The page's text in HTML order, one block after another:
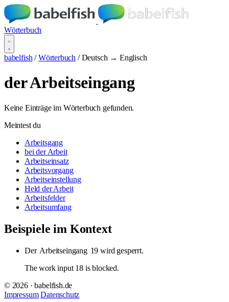
Wörterbuch
babelfish / Wörterbuch / Deutsch → Englisch
der Arbeitseingang
Keine Einträge im Wörterbuch gefunden.
Meintest du
Arbeitsgang
bei der Arbeit
Arbeitseinsatz
Arbeitsvorgang
Arbeitseinstellung
Held der Arbeit
Arbeitsfelder
Arbeitsumfang
Beispiele im Kontext
Der Arbeitseingang 19 wird gesperrt.
The work input 18 is blocked.
© 2026 · babelfish.de
Impressum Datenschutz